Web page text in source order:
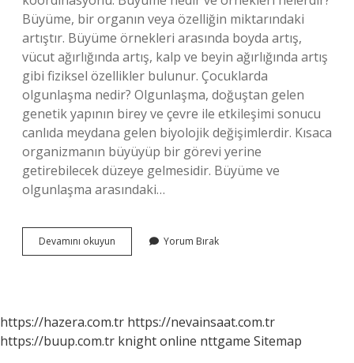
Büyüme, bir organın veya özelliğin miktarındaki
artıştır. Büyüme örnekleri arasında boyda artış,
vücut ağırlığında artış, kalp ve beyin ağırlığında artış
gibi fiziksel özellikler bulunur. Çocuklarda
olgunlaşma nedir? Olgunlaşma, doğuştan gelen
genetik yapının birey ve çevre ile etkileşimi sonucu
canlıda meydana gelen biyolojik değişimlerdir. Kısaca
organizmanın büyüyüp bir görevi yerine
getirebilecek düzeye gelmesidir. Büyüme ve
olgunlaşma arasındaki…
Devamını okuyun Olgunlaşma
Nedir
Yorum Bırak
https://hazera.com.tr https://nevainsaat.com.tr
https://buup.com.tr knight online nttgame Sitemap